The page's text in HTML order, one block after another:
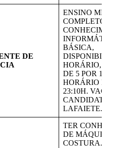
DE
ENSINO MÉDIO
COMPLETO,
INFORMÁTICA
BÁSICA,
HORÁRIO, EM
DE 5 POR 1 NO
HORÁRIO DE
23:10H. VAGAS
CANDIDATOS
LAFAIETE.
TER
DE MÁQUINAS
COSTURA.